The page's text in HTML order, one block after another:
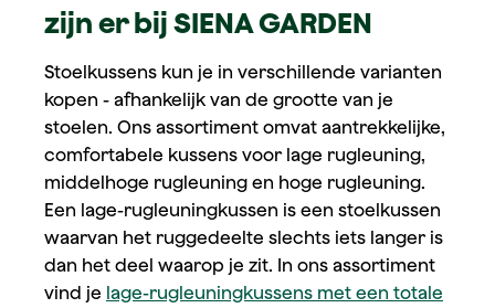
zijn er bij SIENA GARDEN
Stoelkussens kun je in verschillende varianten
kopen - afhankelijk van de grootte van je
stoelen. Ons assortiment omvat aantrekkelijke,
comfortabele kussens voor lage rugleuning,
middelhoge rugleuning en hoge rugleuning.
Een lage-rugleuningkussen is een stoelkussen
waarvan het ruggedeelte slechts iets langer is
dan het deel waarop je zit. In ons assortiment
vind je lage-rugleuningkussens met een totale